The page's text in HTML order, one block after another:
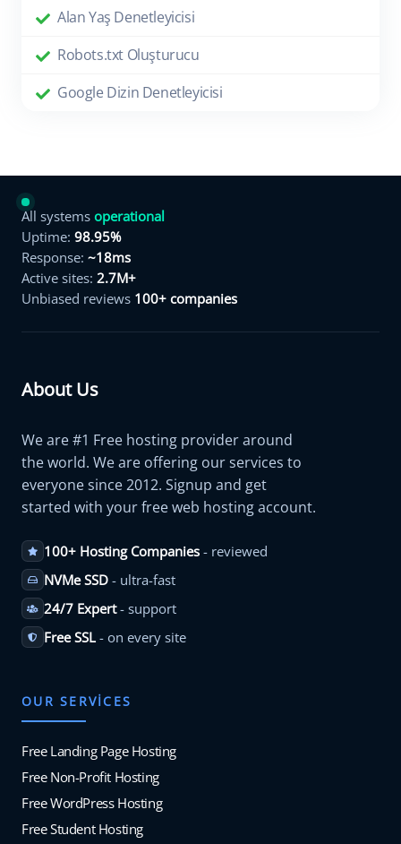
Alan Yaş Denetleyicisi
Robots.txt Oluşturucu
Google Dizin Denetleyicisi
All systems operational
Uptime: 98.95%
Response: ~18ms
Active sites: 2.7M+
Unbiased reviews 100+ companies
About Us
We are #1 Free hosting provider around
the world. We are offering our services to
everyone since 2012. Signup and get
started with your free web hosting account.
100+ Hosting Companies- reviewed
NVMe SSD- ultra-fast
24/7 Expert- support
Free SSL- on every site
OUR SERVICES
Free Landing Page Hosting
Free Non-Profit Hosting
Free WordPress Hosting
Free Student Hosting